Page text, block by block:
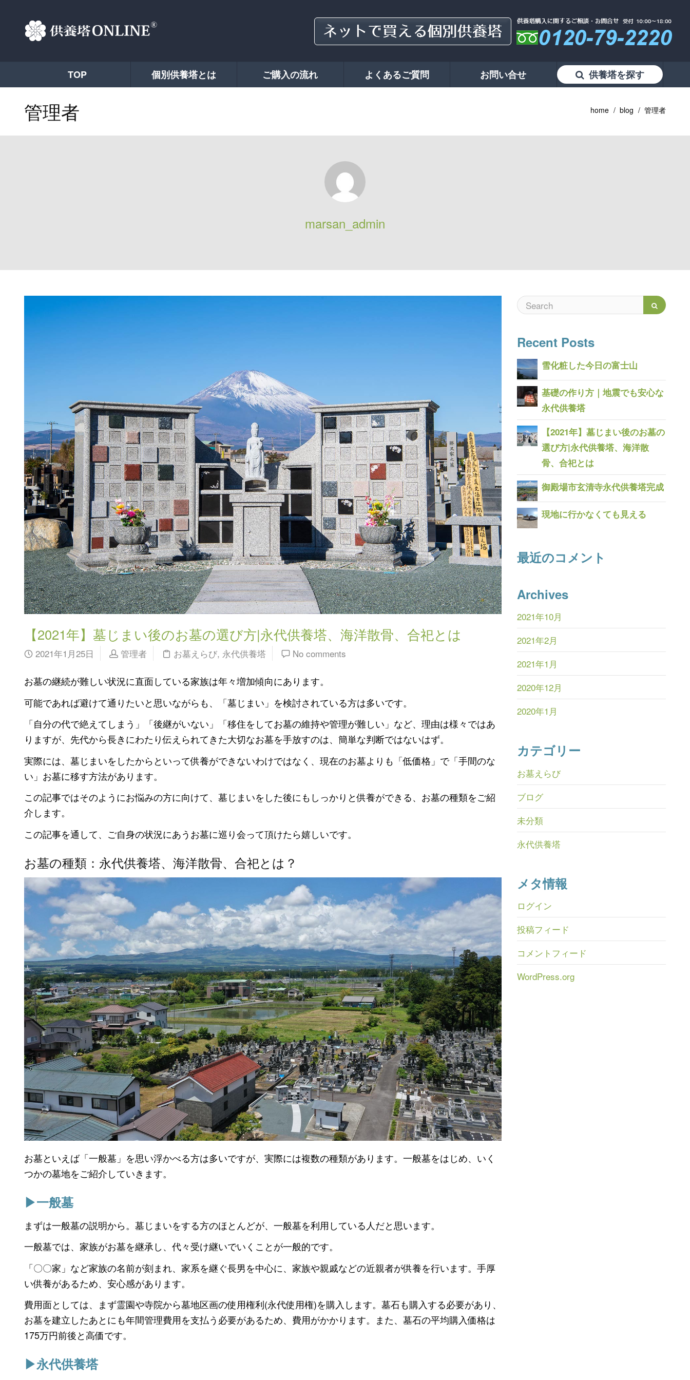
TOP 個別供養塔とは ご購入の流れ よくあるご質問 お問い合せ 供養塔を探す
管理者 home blog 管理者
marsan_admin
【2021年】墓じまい後のお墓の選び方|永代供養塔、海洋散骨、合祀とは
2021年1月25日 管理者 お墓えらび, 永代供養塔 No comments
お墓の継続が難しい状況に直面している家族は年々増加傾向にあります。
可能であれば避けて通りたいと思いながらも、「墓じまい」を検討されている方は多いです。
「自分の代で絶えてしまう」「後継がいない」「移住をしてお墓の維持や管理が難しい」など、理由は様々ではあ
りますが、先代から長きにわたり伝えられてきた大切なお墓を手放すのは、簡単な判断ではないはず。
実際には、墓じまいをしたからといって供養ができないわけではなく、現在のお墓よりも「低価格」で「手間のな
い」お墓に移す方法があります。
この記事ではそのようにお悩みの方に向けて、墓じまいをした後にもしっかりと供養ができる、お墓の種類をご紹
介します。
この記事を通して、ご自身の状況にあうお墓に巡り会って頂けたら嬉しいです。
お墓の種類：永代供養塔、海洋散骨、合祀とは？
お墓といえば「一般墓」を思い浮かべる方は多いですが、実際には複数の種類があります。一般墓をはじめ、いく
つかの墓地をご紹介していきます。
▶︎一般墓
まずは一般墓の説明から。墓じまいをする方のほとんどが、一般墓を利用している人だと思います。
一般墓では、家族がお墓を継承し、代々受け継いでいくことが一般的です。
「〇〇家」など家族の名前が刻まれ、家系を継ぐ長男を中心に、家族や親戚などの近親者が供養を行います。手厚
い供養があるため、安心感があります。
費用面としては、まず霊園や寺院から墓地区画の使用権利(永代使用権)を購入します。墓石も購入する必要があり、
お墓を建立したあとにも年間管理費用を支払う必要があるため、費用がかかります。また、墓石の平均購入価格は
175万円前後と高価です。
▶︎永代供養塔
Recent Posts
雪化粧した今日の富士山
基礎の作り方｜地震でも安心な
永代供養塔
【2021年】墓じまい後のお墓の
選び方|永代供養塔、海洋散
骨、合祀とは
御殿場市玄清寺永代供養塔完成
現地に行かなくても見える
最近のコメント
Archives
2021年10月
2021年2月
2021年1月
2020年12月
2020年1月
カテゴリー
お墓えらび
ブログ
未分類
永代供養塔
メタ情報
ログイン
投稿フィード
コメントフィード
WordPress.org